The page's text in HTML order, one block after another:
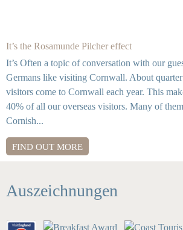
It’s the Rosamunde Pilcher effect
It’s Often a topic of conversation with our
Germans like visiting Cornwall. About
visitors come to Cornwall each year. This
40% of all our overseas visitors. Many of
Cornish...
FIND OUT MORE
Auszeichnungen